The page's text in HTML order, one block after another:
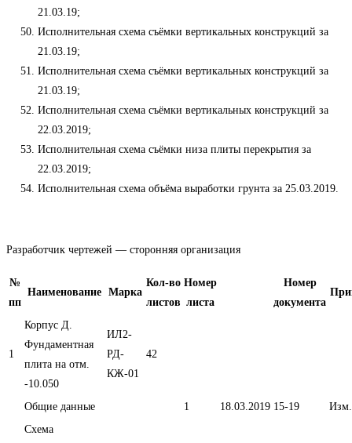
21.03.19;
Исполнительная схема съёмки вертикальных конструкций за
21.03.19;
Исполнительная схема съёмки вертикальных конструкций за
21.03.19;
Исполнительная схема съёмки вертикальных конструкций за
22.03.2019;
Исполнительная схема съёмки низа плиты перекрытия за
22.03.2019;
Исполнительная схема объёма выработки грунта за 25.03.2019.
Разработчик чертежей — сторонняя организация
№
пп
Наименование Марка
Кол-во
листов
Номер
листа
Номер
документа
1
Корпус Д.
Фундаментная
плита на отм.
-10.050
ИЛ2-
РД-
КЖ-01
42
Общие данные 1 18.03.2019 15-19
Схема